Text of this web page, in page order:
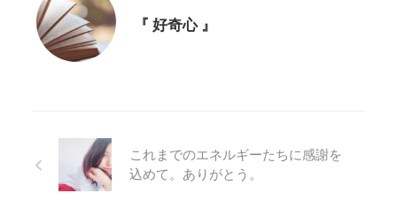
『 好奇心 』
これまでのエネルギーたちに感謝を
込めて。ありがとう。